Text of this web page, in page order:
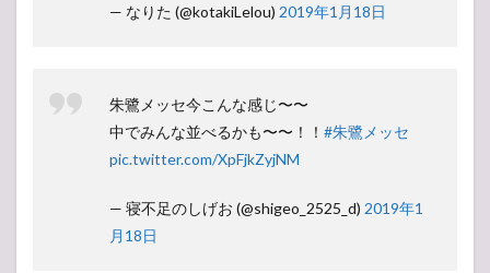
— なりた (@kotakiLelou) 2019年1月18日
朱鷺メッセ今こんな感じ〜〜
中でみんな並べるかも〜〜！！ #朱鷺メッセ
pic.twitter.com/XpFjkZyjNM
— 寝不足のしげお (@shigeo_2525_d) 2019年1
月18日